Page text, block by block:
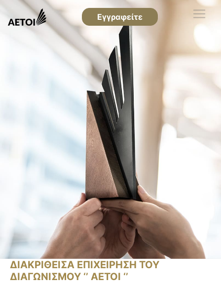
Εγγραφείτε
ΔΙΑΚΡΙΘΕΙΣΑ ΕΠΙΧΕΙΡΗΣΗ ΤΟΥ
ΔΙΑΓΩΝΙΣΜΟΥ ‘’ ΑΕΤΟΙ ‘’